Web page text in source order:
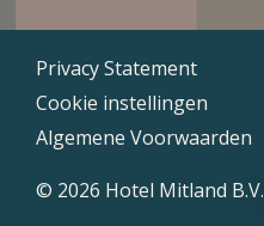
Privacy Statement
Cookie instellingen
Algemene Voorwaarden
© 2026 Hotel Mitland B.V.